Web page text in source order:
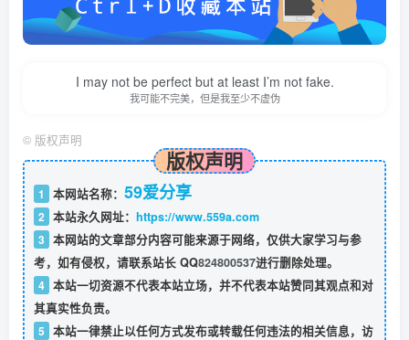
I may not be perfect but at least I’m not fake.
我可能不完美，但是我至少不虚伪
© 版权声明
版权声明
1 本网站名称： 59爱分享
2 本站永久网址： https://www.559a.com
3 本网站的文章部分内容可能来源于网络，仅供大家学习与参
考，如有侵权，请联系站长 QQ824800537进行删除处理。
4 本站一切资源不代表本站立场，并不代表本站赞同其观点和对
其真实性负责。
5 本站一律禁止以任何方式发布或转载任何违法的相关信息，访